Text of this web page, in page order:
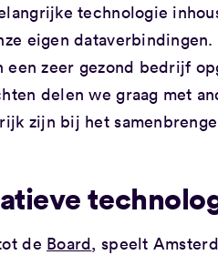
technologie
eigen
een zeer gezond bedrijf
delen we graag met
zijn bij het
de Board, speelt